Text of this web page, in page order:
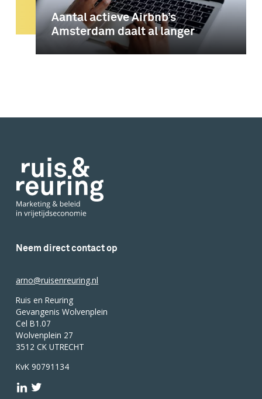
Aantal actieve Airbnb’s
Amsterdam daalt al langer
Neem direct contact op
arno@ruisenreuring.nl
Ruis en Reuring
Gevangenis Wolvenplein
Cel B1.07
Wolvenplein 27
3512 CK UTRECHT
KvK 90791134